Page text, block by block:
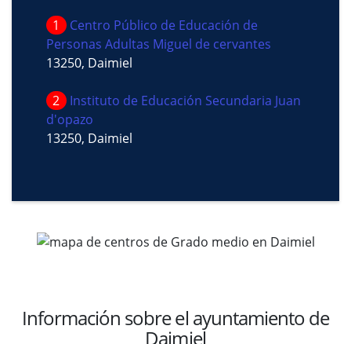
1
Centro Público de Educación de
Personas Adultas Miguel de cervantes
13250, Daimiel
2
Instituto de Educación Secundaria Juan
d'opazo
13250, Daimiel
Información sobre el ayuntamiento de
Daimiel